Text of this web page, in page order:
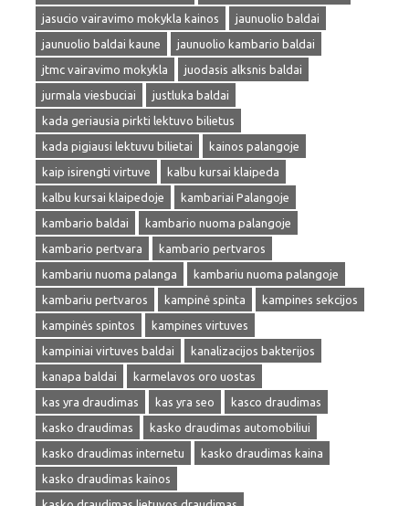
jasucio vairavimo mokykla kainos
jaunuolio baldai
jaunuolio baldai kaune
jaunuolio kambario baldai
jtmc vairavimo mokykla
juodasis alksnis baldai
jurmala viesbuciai
justluka baldai
kada geriausia pirkti lektuvo bilietus
kada pigiausi lektuvu bilietai
kainos palangoje
kaip isirengti virtuve
kalbu kursai klaipeda
kalbu kursai klaipedoje
kambariai Palangoje
kambario baldai
kambario nuoma palangoje
kambario pertvara
kambario pertvaros
kambariu nuoma palanga
kambariu nuoma palangoje
kambariu pertvaros
kampinė spinta
kampines sekcijos
kampinės spintos
kampines virtuves
kampiniai virtuves baldai
kanalizacijos bakterijos
kanapa baldai
karmelavos oro uostas
kas yra draudimas
kas yra seo
kasco draudimas
kasko draudimas
kasko draudimas automobiliui
kasko draudimas internetu
kasko draudimas kaina
kasko draudimas kainos